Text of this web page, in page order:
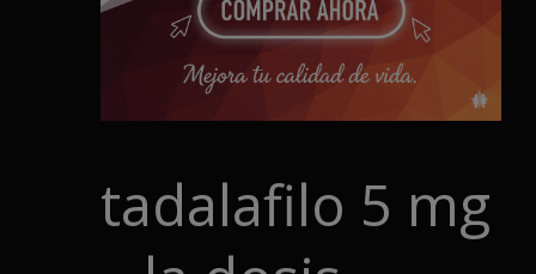
tadalafilo 5 mg